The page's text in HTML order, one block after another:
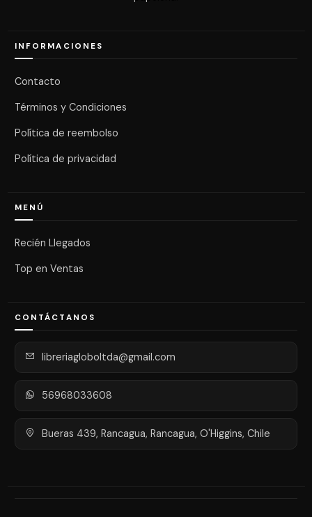
INFORMACIONES
Contacto
Términos y Condiciones
Política de reembolso
Política de privacidad
MENÚ
Recién Llegados
Top en Ventas
CONTÁCTANOS
libreriagloboltda@gmail.com
56968033608
Bueras 439, Rancagua, Rancagua, O'Higgins, Chile